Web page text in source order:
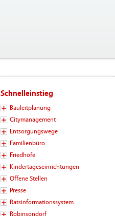
Schnelleinstieg
Bauleitplanung
Citymanagement
Entsorgungswege
Familienbüro
Friedhöfe
Kindertageseinrichtungen
Offene Stellen
Presse
Ratsinformationssystem
Robinsondorf